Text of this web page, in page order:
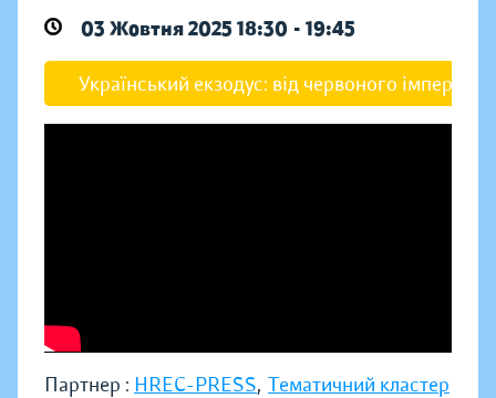
03 Жовтня 2025 18:30 - 19:45
Партнер : HREC-PRESS, Тематичний кластер